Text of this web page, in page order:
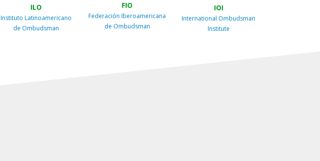
ILO
Instituto Latinoamericano
de Ombudsman
FIO
Federación Iberoamericana
de Ombudsman
IOI
International Ombudsman
Institute